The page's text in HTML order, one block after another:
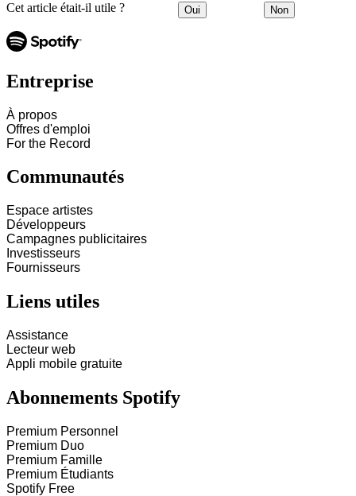
Cet article était-il utile ? Oui Non
Entreprise
À propos
Offres d'emploi
For the Record
Communautés
Espace artistes
Développeurs
Campagnes publicitaires
Investisseurs
Fournisseurs
Liens utiles
Assistance
Lecteur web
Appli mobile gratuite
Abonnements Spotify
Premium Personnel
Premium Duo
Premium Famille
Premium Étudiants
Spotify Free